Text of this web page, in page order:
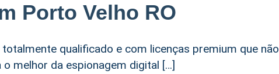
Porto Velho RO
totalmente qualificado e com licenças premium que não
melhor da espionagem digital […]